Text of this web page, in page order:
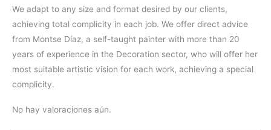
We adapt to any size and format desired by our clients,
achieving total complicity in each job. We offer direct advice
from Montse Díaz, a self-taught painter with more than 20
years of experience in the Decoration sector, who will offer her
most suitable artistic vision for each work, achieving a special
complicity.
No hay valoraciones aún.